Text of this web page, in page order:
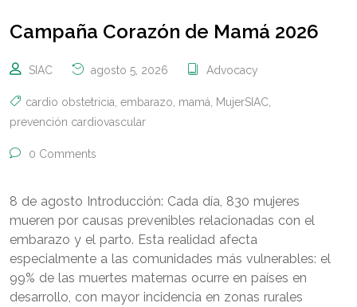
Campaña Corazón de Mamá 2026
SIAC agosto 5, 2026 Advocacy
cardio obstetricia embarazo mamá MujerSIAC
prevención cardiovascular
0 Comments
8 de agosto Introducción: Cada día, 830 mujeres
mueren por causas prevenibles relacionadas con el
embarazo y el parto. Esta realidad afecta
especialmente a las comunidades más vulnerables: el
99% de las muertes maternas ocurre en países en
desarrollo, con mayor incidencia en zonas rurales